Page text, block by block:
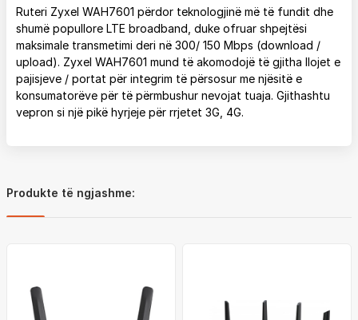
Ruteri Zyxel WAH7601 përdor teknologjinë më të fundit dhe
shumë popullore LTE broadband, duke ofruar shpejtësi
maksimale transmetimi deri në 300/ 150 Mbps (download /
upload). Zyxel WAH7601 mund të akomodojë të gjitha llojet e
pajisjeve / portat për integrim të përsosur me njësitë e
konsumatorëve për të përmbushur nevojat tuaja. Gjithashtu
vepron si një pikë hyrjeje për rrjetet 3G, 4G.
Produkte të ngjashme: